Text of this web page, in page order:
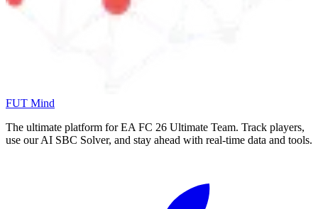
FUT Mind
The ultimate platform for EA FC 26 Ultimate Team. Track players,
use our AI SBC Solver, and stay ahead with real-time data and tools.